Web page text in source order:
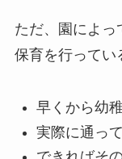
ただ、園によっ
保育を行ってい
早くから幼
実際に通っ